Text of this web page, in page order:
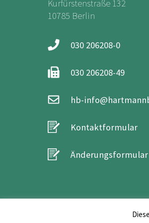
Kurfürstenstraße 132
10785 Berlin
030 206208-0
030 206208-49
hb-
Kontaktformular
Änderungsformular